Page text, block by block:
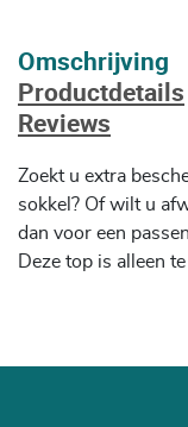
Omschrijving
Productdetails
Reviews
Zoekt u extra
sokkel? Of wilt u
dan voor een
Deze top is alleen